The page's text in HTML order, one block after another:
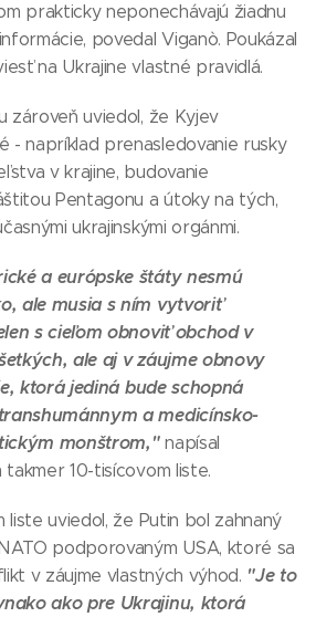
prakticky neponechávajú žiadnu
povedal Viganò. Poukázal
na Ukrajine vlastné pravidlá.
zároveň uviedol, že Kyjev
- napríklad prenasledovanie rusky
v krajine, budovanie
Pentagonu a útoky na tých,
ukrajinskými orgánmi.
a európske štáty nesmú
ale musia s ním vytvoriť
s cieľom obnoviť obchod v
ale aj v záujme obnovy
ktorá jediná bude schopná
a medicínsko-
monštrom," napísal
10-tisícovom liste.
liste uviedol, že Putin bol zahnaný
podporovaným USA, ktoré sa
v záujme vlastných výhod. "Je to
ako pre Ukrajinu, ktorá